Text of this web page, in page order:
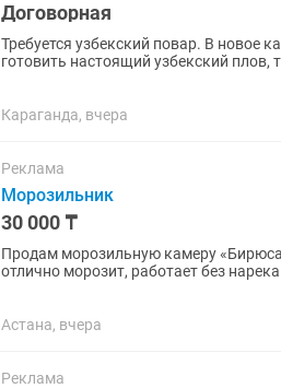
Договорная
Требуется узбекский повар. В новое
готовить настоящий узбекский
Караганда, вчера
Реклама
Морозильник
30 000 ₸
Продам морозильную камеру
отлично морозит, работает без
Астана, вчера
Реклама